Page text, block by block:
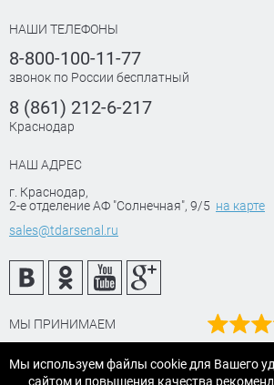
НАШИ ТЕЛЕФОНЫ
8-800-100-11-77
звонок по России бесплатный
8 (861) 212-6-217
Краснодар
НАШ АДРЕС
г. Краснодар,
2-е отделение АФ "Солнечная", 9/5 на карте
sales@tdarsenal.ru
МЫ ПРИНИМАЕМ
на
Мы используем файлы cookie для Вашего
сайтом и повышения качества